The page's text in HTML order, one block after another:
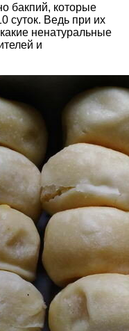
бакпий, которые
суток. Ведь при их
ненатуральные
и